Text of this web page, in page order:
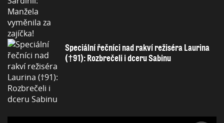
Speciální řečníci nad rakví režiséra Laurina
(†91): Rozbrečeli i dceru Sabinu